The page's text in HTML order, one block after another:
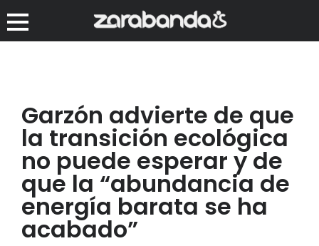
Garzón advierte de que
la transición ecológica
no puede esperar y de
que la “abundancia de
energía barata se ha
acabado”